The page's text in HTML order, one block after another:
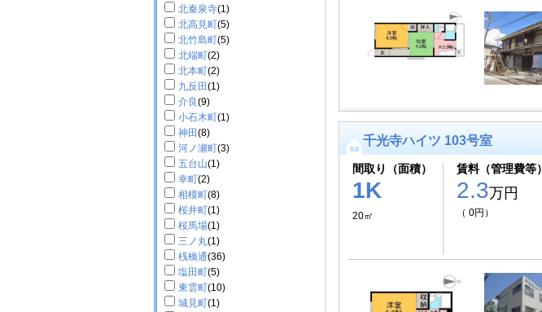
北秦泉寺(1)
北高見町(5)
北竹島町(5)
北端町(2)
北本町(2)
九反田(1)
介良(9)
小石木町(1)
神田(8)
河ノ瀬町(3)
五台山(1)
幸町(2)
相模町(8)
桜井町(1)
桜馬場(1)
三ノ丸(1)
桟橋通(36)
塩田町(5)
東雲町(10)
城見町(1)
千光寺ハイツ 103号室
間取り（面積）
1K
20㎡
賃料（管理費等）
2.3万円
（ 0円）